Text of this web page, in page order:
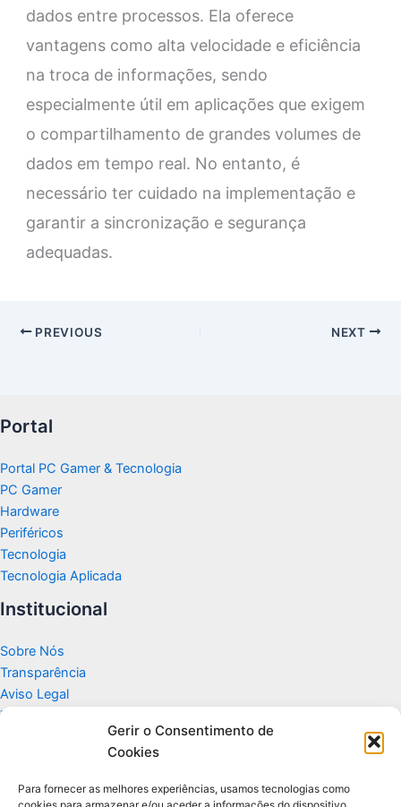
Gerir o Consentimento de
Cookies
Para fornecer as melhores experiências, usamos tecnologias como
dados entre processos. Ela oferece
vantagens como alta velocidade e eficiência
na troca de informações, sendo
especialmente útil em aplicações que exigem
o compartilhamento de grandes volumes de
dados em tempo real. No entanto, é
necessário ter cuidado na implementação e
garantir a sincronização e segurança
adequadas.
PREVIOUS NEXT
Portal
Portal PC Gamer & Tecnologia
PC Gamer
Hardware
Periféricos
Tecnologia
Tecnologia Aplicada
Institucional
Sobre Nós
Transparência
Aviso Legal
Termos de Uso
Politicas de Privacidade e Cookies
Apoio